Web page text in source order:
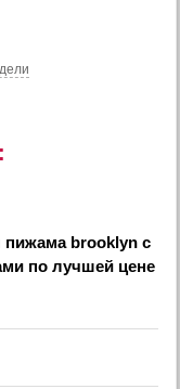
пижама brooklyn с
по лучшей цене